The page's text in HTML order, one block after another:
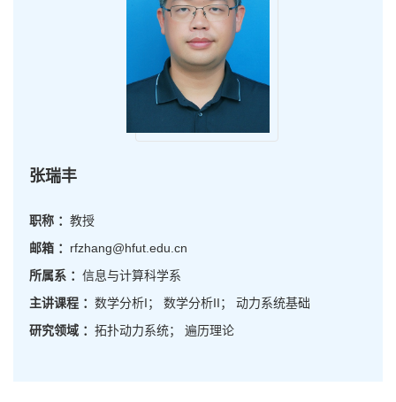
张瑞丰
职称 ： 教授
邮箱 ： rfzhang@hfut.edu.cn
所属系 ： 信息与计算科学系
主讲课程 ： 数学分析I； 数学分析II； 动力系统基础
研究领域 ： 拓扑动力系统； 遍历理论